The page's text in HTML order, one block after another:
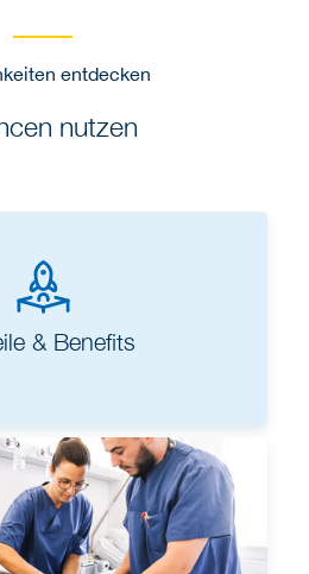
entdecken
nutzen
& Benefits
und Ausbildung